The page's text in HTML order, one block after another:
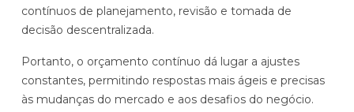
contínuos de planejamento, revisão e tomada de
decisão descentralizada.
Portanto, o orçamento contínuo dá lugar a ajustes
constantes, permitindo respostas mais ágeis e precisas
às mudanças do mercado e aos desafios do negócio.